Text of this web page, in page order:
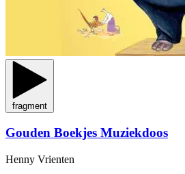
fragment
Gouden Boekjes Muziekdoos
Henny Vrienten